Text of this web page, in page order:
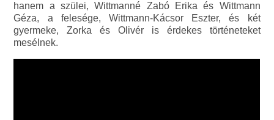
hanem a szülei, Wittmanné Zabó Erika és Wittmann
Géza, a felesége, Wittmann-Kácsor Eszter, és két
gyermeke, Zorka és Olivér is érdekes történeteket
mesélnek.